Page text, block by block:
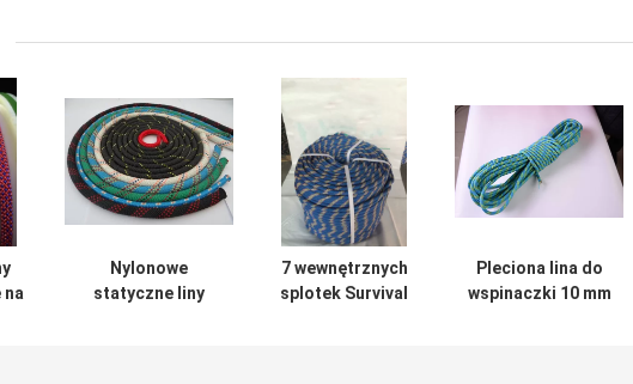
na
Nylonowe
statyczne liny
7 wewnętrznych
splotek Survival
Pleciona lina do
wspinaczki 10 mm